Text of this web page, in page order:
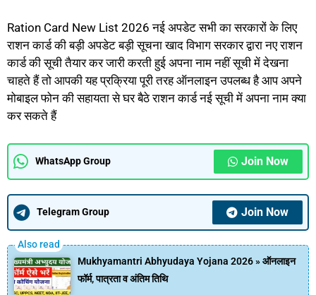
Ration Card New List 2026 नई अपडेट सभी का सरकारों के लिए
राशन कार्ड की बड़ी अपडेट बड़ी सूचना खाद विभाग सरकार द्वारा नए राशन
कार्ड की सूची तैयार कर जारी करती हुई अपना नाम नहीं सूची में देखना
चाहते हैं तो आपकी यह प्रक्रिया पूरी तरह ऑनलाइन उपलब्ध है आप अपने
मोबाइल फोन की सहायता से घर बैठे राशन कार्ड नई सूची में अपना नाम क्या
कर सकते हैं
WhatsApp Group Join Now
Telegram Group Join Now
Mukhyamantri Abhyudaya Yojana 2026 » ऑनलाइन
फॉर्म, पात्रता व अंतिम तिथि